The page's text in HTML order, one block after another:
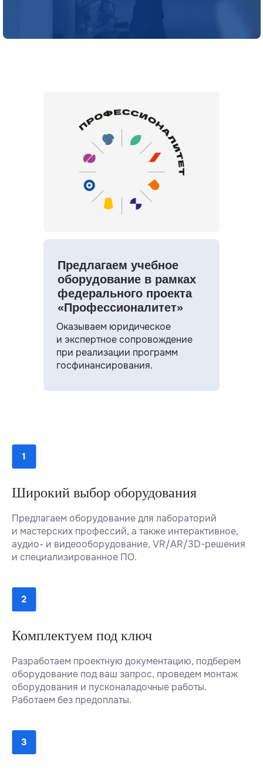
Оказываем юридическое
и экспертное сопровождение
при реализации программ
госфинансирования.
Предлагаем учебное
оборудование в рамках
федерального проекта
«Профессионалитет»
Широкий выбор оборудования
Предлагаем оборудование для лабораторий
и мастерских профессий, а также интерактивное,
аудио- и видеооборудование, VR/AR/3D-решения
и специализированное ПО.
Комплектуем под ключ
Разработаем проектную документацию, подберем
оборудование под ваш запрос, проведем монтаж
оборудования и пусконаладочные работы.
Работаем без предоплаты.